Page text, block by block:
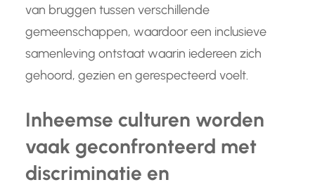
van bruggen tussen verschillende
gemeenschappen, waardoor een inclusieve
samenleving ontstaat waarin iedereen zich
gehoord, gezien en gerespecteerd voelt.
Inheemse culturen worden
vaak geconfronteerd met
discriminatie en